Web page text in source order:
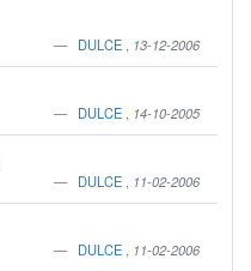
DULCE 13-12-2006
DULCE 14-10-2005
DULCE 11-02-2006
DULCE 11-02-2006